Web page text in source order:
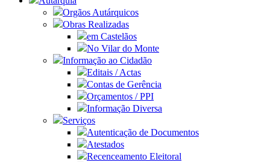
Orgãos Autárquicos
Obras Realizadas
em Castelãos
No Vilar do Monte
Informação ao Cidadão
Editais / Actas
Contas de Gerência
Orçamentos / PPI
Informação Diversa
Serviços
Autenticação de Documentos
Atestados
Recenceamento Eleitoral